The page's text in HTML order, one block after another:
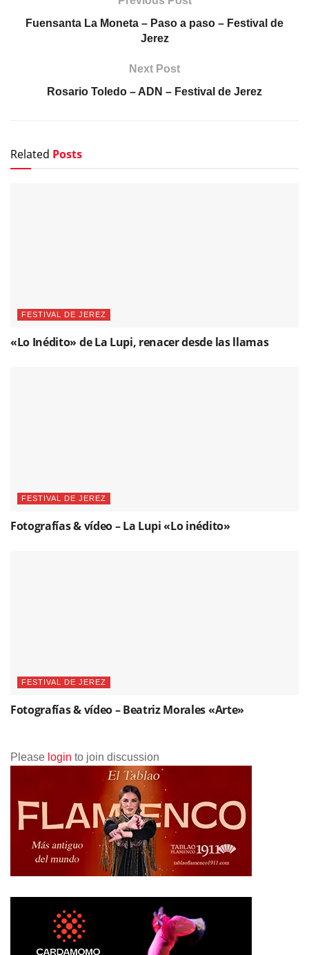
Fuensanta La Moneta – Paso a paso – Festival de
Jerez
Next Post
Rosario Toledo – ADN – Festival de Jerez
Related Posts
FESTIVAL DE JEREZ
«Lo Inédito» de La Lupi, renacer desde las llamas
FESTIVAL DE JEREZ
Fotografías & vídeo – La Lupi «Lo inédito»
FESTIVAL DE JEREZ
Fotografías & vídeo – Beatriz Morales «Arte»
Please login to join discussion